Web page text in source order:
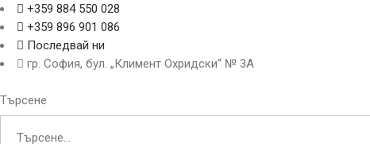
+359 884 550 028
+359 896 901 086
Последвай ни
гр. София, бул. „Климент Охридски“ № 3A
Търсене